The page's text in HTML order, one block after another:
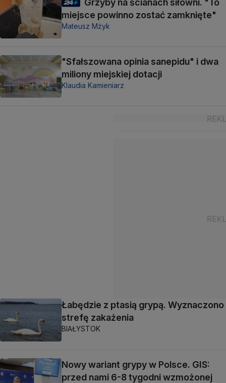
Grzyby na ścianach siłowni. "To
miejsce powinno zostać zamknięte"
Mateusz Mżyk
"Sfałszowana opinia sanepidu" i dwa
miliony miejskiej dotacji
Klaudia Kamieniarz
Łabędzie z ptasią grypą. Wyznaczono
strefę zakażenia
BIAŁYSTOK
Nowy wariant grypy w Polsce. GIS:
przed nami 6-8 tygodni wzmożonej